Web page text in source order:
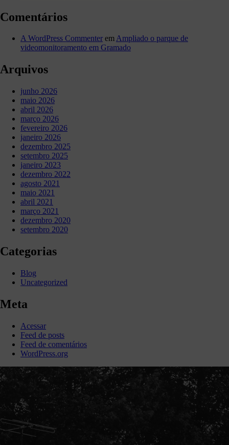
muda
para
e
administradoras
Comentários
A WordPress Commenter emAmpliado o parque de
videomonitoramento em Gramado
Arquivos
junho 2026
maio 2026
abril 2026
março 2026
fevereiro 2026
janeiro 2026
dezembro 2025
setembro 2025
janeiro 2023
dezembro 2022
agosto 2021
maio 2021
abril 2021
março 2021
dezembro 2020
setembro 2020
Categorias
Blog
Uncategorized
Meta
Acessar
Feed de posts
Feed de comentários
WordPress.org